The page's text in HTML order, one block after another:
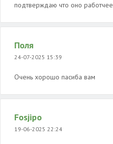
подтверждаю что оно работчее
Поля
24-07-2025 15:39
Очень хорошо пасиба вам
Fosjipo
19-06-2025 22:24